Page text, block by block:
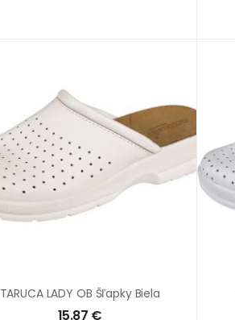
TARUCA LADY OB Šľapky Biela
15.87 €